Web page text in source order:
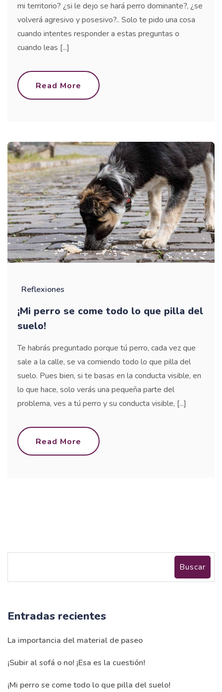
mi territorio? ¿si le dejo se hará perro dominante?, ¿se
volverá agresivo y posesivo?.. Solo te pido una cosa
cuando intentes responder a estas preguntas o
cuando leas [...]
Read More
Reflexiones
¡Mi perro se come todo lo que pilla del
suelo!
Te habrás preguntado porque tú perro, cada vez que
sale a la calle, se va comiendo todo lo que pilla del
suelo. Pues bien, si te basas en la conducta visible, en
lo que hace, solo verás una pequeña parte del
problema, ves a tú perro y su conducta visible, [...]
Read More
Buscar
Entradas recientes
La importancia del material de paseo
¡Subir al sofá o no! ¡Esa es la cuestión!
¡Mi perro se come todo lo que pilla del suelo!